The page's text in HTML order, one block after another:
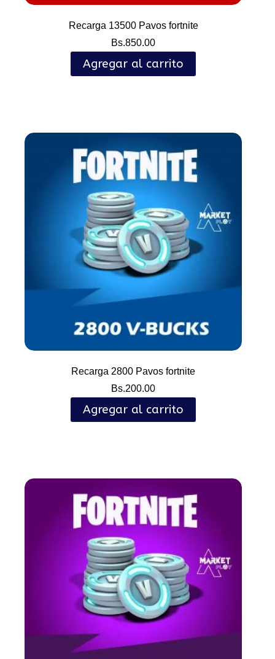
Recarga 13500 Pavos fortnite
Bs.850.00
Agregar al carrito
Recarga 2800 Pavos fortnite
Bs.200.00
Agregar al carrito